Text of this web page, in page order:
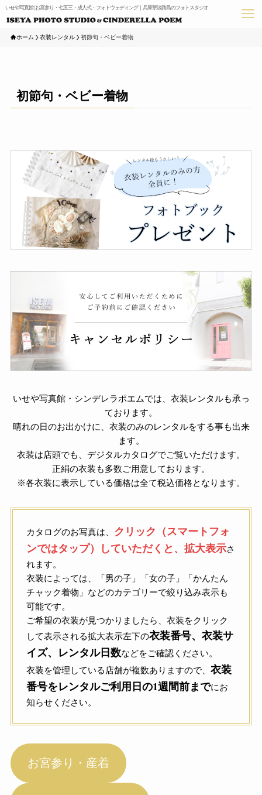
いせや写真館 | お宮参り・七五三・成人式・フォトウェディング｜兵庫県淡路島のフォトスタジオ
ホーム 衣装レンタル 初節句・ベビー着物
初節句・ベビー着物
いせや写真館・シンデレラポエムでは、衣装レンタルも承っ
ております。
晴れの日のお出かけに、衣装のみのレンタルをする事も出来
ます。
衣装は店頭でも、デジタルカタログでご覧いただけます。
正絹の衣装も多数ご用意しております。
※各衣装に表示している価格は全て税込価格となります。
カタログのお写真は、 クリック（スマートフォ
ンではタップ）していただくと、拡大表示さ
れます。
衣装によっては、「男の子」「女の子」「かんたん
チャック着物」などのカテゴリーで絞り込み表示も
可能です。
ご希望の衣装が見つかりましたら、衣装をクリック
して表示される拡大表示左下の衣装番号、衣装サ
イズ、レンタル日数などをご確認ください。
衣装を管理している店舗が複数ありますので、 衣装
番号をレンタルご利用日の1週間前までにお
知らせください。
お宮参り・産着